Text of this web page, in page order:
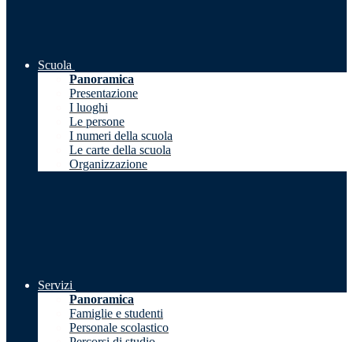
Scuola
Panoramica
Presentazione
I luoghi
Le persone
I numeri della scuola
Le carte della scuola
Organizzazione
Servizi
Panoramica
Famiglie e studenti
Personale scolastico